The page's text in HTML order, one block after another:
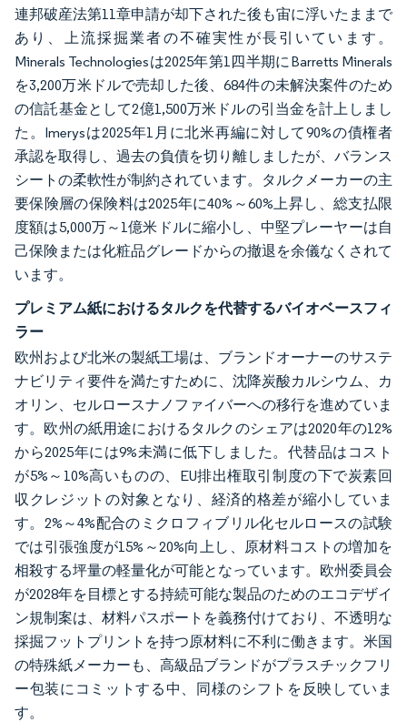
連邦破産法第11章申請が却下された後も宙に浮いたままで
あり、上流採掘業者の不確実性が長引いています。
Minerals Technologiesは2025年第1四半期にBarretts Minerals
を3,200万米ドルで売却した後、684件の未解決案件のため
の信託基金として2億1,500万米ドルの引当金を計上しまし
た。Imerysは2025年1月に北米再編に対して90%の債権者
承認を取得し、過去の負債を切り離しましたが、バランス
シートの柔軟性が制約されています。タルクメーカーの主
要保険層の保険料は2025年に40%～60%上昇し、総支払限
度額は5,000万～1億米ドルに縮小し、中堅プレーヤーは自
己保険または化粧品グレードからの撤退を余儀なくされて
います。
プレミアム紙におけるタルクを代替するバイオベースフィ
ラー
欧州および北米の製紙工場は、ブランドオーナーのサステ
ナビリティ要件を満たすために、沈降炭酸カルシウム、カ
オリン、セルロースナノファイバーへの移行を進めていま
す。欧州の紙用途におけるタルクのシェアは2020年の12%
から2025年には9%未満に低下しました。代替品はコスト
が5%～10%高いものの、EU排出権取引制度の下で炭素回
収クレジットの対象となり、経済的格差が縮小していま
す。2%～4%配合のミクロフィブリル化セルロースの試験
では引張強度が15%～20%向上し、原材料コストの増加を
相殺する坪量の軽量化が可能となっています。欧州委員会
が2028年を目標とする持続可能な製品のためのエコデザイ
ン規制案は、材料パスポートを義務付けており、不透明な
採掘フットプリントを持つ原材料に不利に働きます。米国
の特殊紙メーカーも、高級品ブランドがプラスチックフリ
ー包装にコミットする中、同様のシフトを反映していま
す。